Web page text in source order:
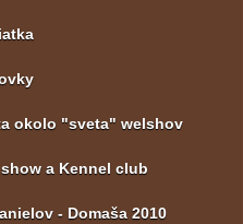
okolo "sveta" welshov
a Kennel club
- Domaša 2010